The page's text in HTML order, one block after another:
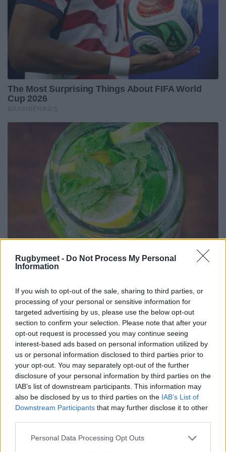
Rugbymeet - Do Not Process My Personal
Information
If you wish to opt-out of the sale, sharing to third parties, or
processing of your personal or sensitive information for
targeted advertising by us, please use the below opt-out
section to confirm your selection. Please note that after your
opt-out request is processed you may continue seeing
interest-based ads based on personal information utilized by
us or personal information disclosed to third parties prior to
your opt-out. You may separately opt-out of the further
disclosure of your personal information by third parties on the
IAB’s list of downstream participants. This information may
also be disclosed by us to third parties on the IAB’s List of
Downstream Participants that may further disclose it to other
Personal Data Processing Opt Outs